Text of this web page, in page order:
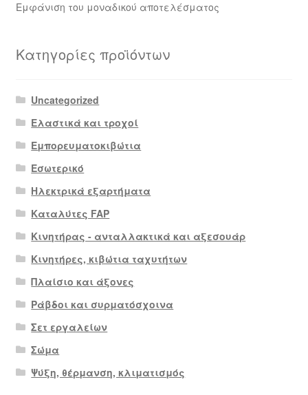
Εμφάνιση του μοναδικού αποτελέσματος
Κατηγορίες προϊόντων
Uncategorized
Ελαστικά και τροχοί
Εμπορευματοκιβώτια
Εσωτερικό
Ηλεκτρικά εξαρτήματα
Καταλύτες FAP
Κινητήρας - ανταλλακτικά και αξεσουάρ
Κινητήρες, κιβώτια ταχυτήτων
Πλαίσιο και άξονες
Ράβδοι και συρματόσχοινα
Σετ εργαλείων
Σώμα
Ψύξη, θέρμανση, κλιματισμός